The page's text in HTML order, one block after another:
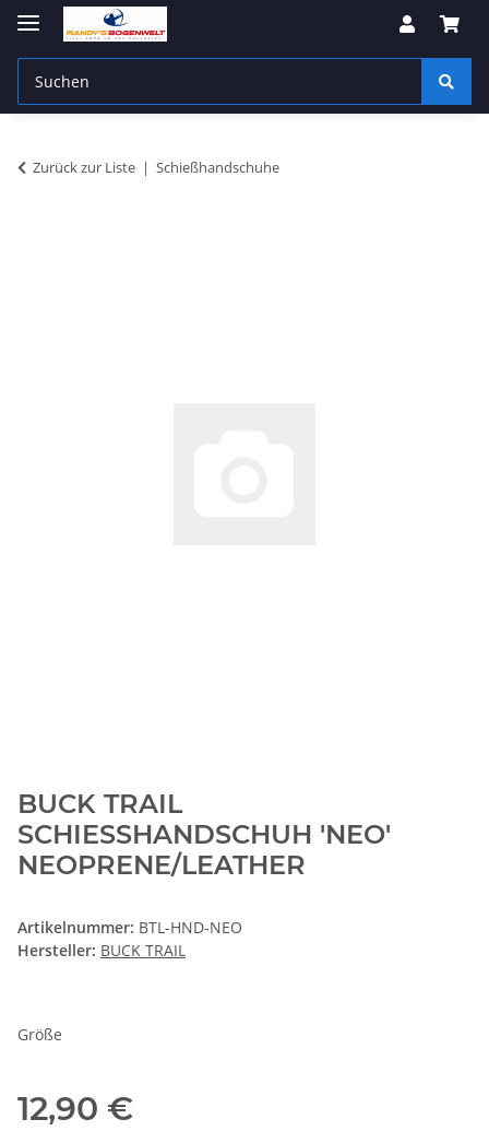
Zurück zur Liste Schießhandschuhe
BUCK TRAIL
SCHIESSHANDSCHUH 'NEO'
NEOPRENE/LEATHER
Artikelnummer: BTL-HND-NEO
Hersteller: BUCK TRAIL
Größe
12,90 €